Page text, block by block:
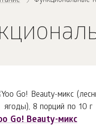
Gо! Beauty-микс